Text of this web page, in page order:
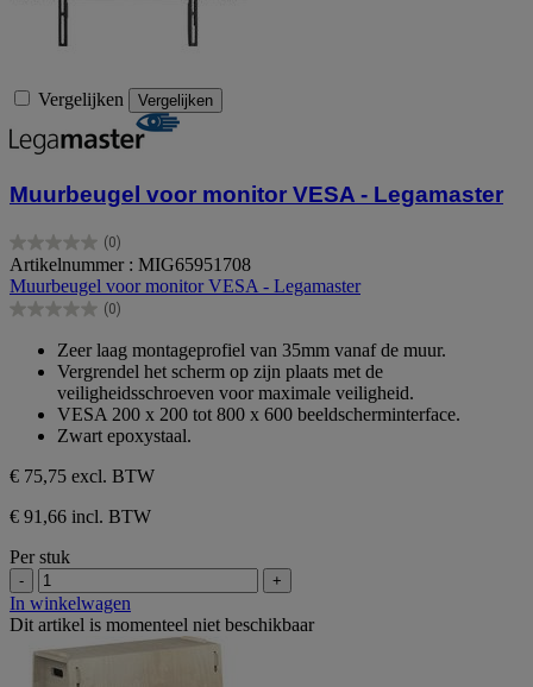
Vergelijken Vergelijken
Muurbeugel voor monitor VESA - Legamaster
(0)
0.0
van
de
5
Artikelnummer : MIG65951708
Muurbeugel voor monitor VESA - Legamaster
(0)
0.0
sterren.
Zeer laag montageprofiel van 35mm vanaf de muur.
Vergrendel het scherm op zijn plaats met de
veiligheidsschroeven voor maximale veiligheid.
VESA 200 x 200 tot 800 x 600 beeldscherminterface.
Zwart epoxystaal.
€ 75,75 excl. BTW
€ 91,66 incl. BTW
Per stuk
- +
In winkelwagen
Dit artikel is momenteel niet beschikbaar